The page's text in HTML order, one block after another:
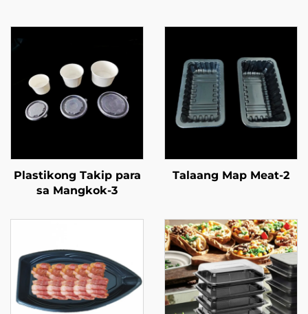
Plastikong Takip para
sa Mangkok-3
Talaang Map Meat-2